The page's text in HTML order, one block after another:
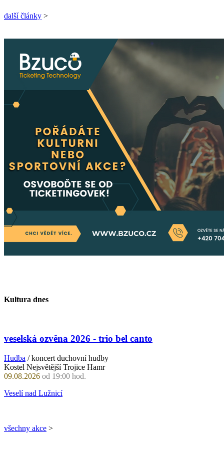
další články >
Kultura dnes
veselská ozvěna 2026 - trio bel canto
Hudba / koncert duchovní hudby
Kostel Nejsvětější Trojice Hamr
09.08.2026 od 19:00 hod.
Veselí nad Lužnicí
všechny akce >